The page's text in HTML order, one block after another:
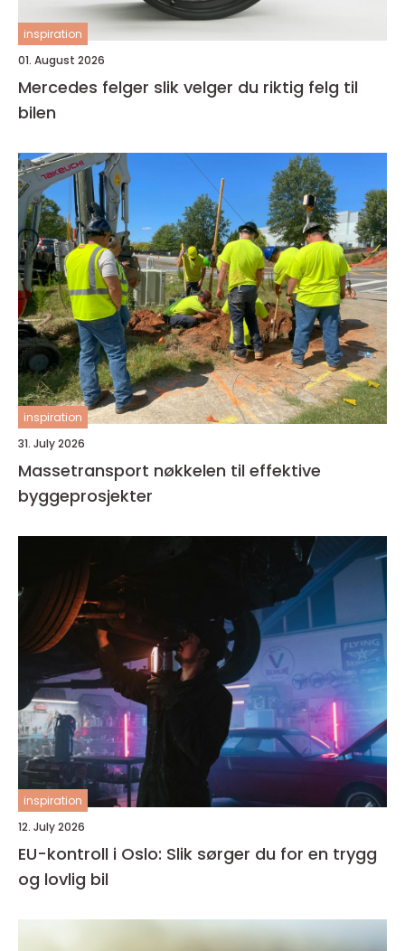
inspiration
01. August 2026
Mercedes felger slik velger du riktig felg til
bilen
inspiration
31. July 2026
Massetransport nøkkelen til effektive
byggeprosjekter
inspiration
12. July 2026
EU-kontroll i Oslo: Slik sørger du for en trygg
og lovlig bil